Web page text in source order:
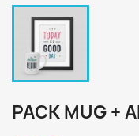
PACK MUG +